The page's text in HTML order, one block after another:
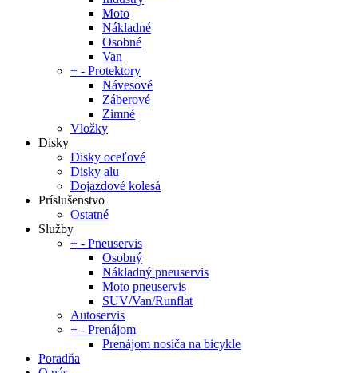
Moto
Nákladné
Osobné
Van
+ - Protektory
Návesové
Záberové
Zimné
Vložky
Disky
Disky oceľové
Disky alu
Dojazdové kolesá
Príslušenstvo
Ostatné
Služby
+ - Pneuservis
Osobný
Nákladný pneuservis
Moto pneuservis
SUV/Van/Runflat
Autoservis
+ - Prenájom
Prenájom nosiča na bicykle
Poradňa